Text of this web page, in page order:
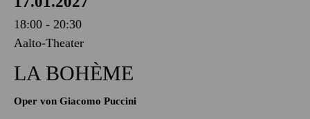
AALTO MUSIKTHEATER
Sonntag
17.01.2027
18:00 - 20:30